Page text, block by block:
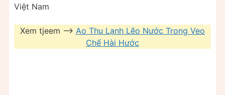
Việt Nam
Xem tjeem —> Ao Thu Lạnh Lẽo Nước Trong Veo
Chế Hài Hước